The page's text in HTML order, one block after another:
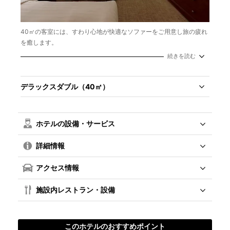
40㎡の客室には、すわり心地が快適なソファーをご用意し旅の疲れ
を癒します。
ちょっとした書き物に便利なテーブルは、少し贅沢なご旅行やビジ
続きを読む
デラックスダブル（40㎡）
ホテルの設備・サービス
詳細情報
アクセス情報
施設内レストラン・設備
このホテルのおすすめポイント